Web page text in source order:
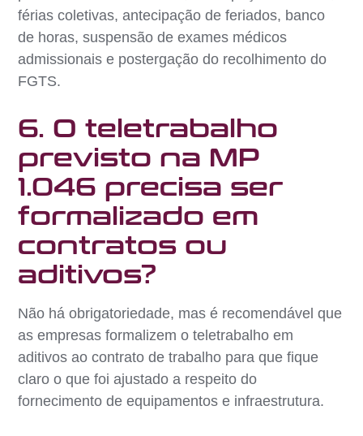
férias coletivas, antecipação de feriados, banco
de horas, suspensão de exames médicos
admissionais e postergação do recolhimento do
FGTS.
6. O teletrabalho
previsto na MP
1.046 precisa ser
formalizado em
contratos ou
aditivos?
Não há obrigatoriedade, mas é recomendável que
as empresas formalizem o teletrabalho em
aditivos ao contrato de trabalho para que fique
claro o que foi ajustado a respeito do
fornecimento de equipamentos e infraestrutura.